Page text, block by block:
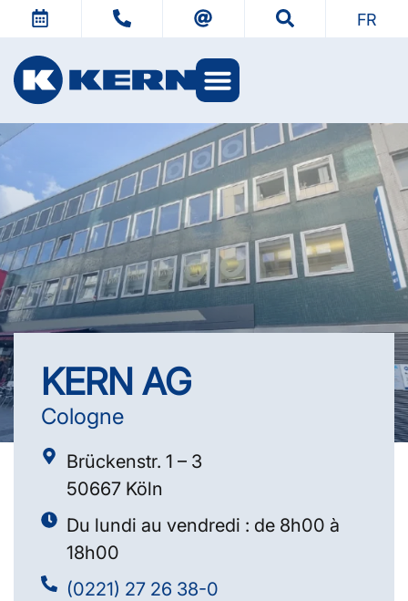
FR
KERN AG
Cologne
Brückenstr. 1 – 3
50667 Köln
Du lundi au vendredi : de 8h00 à
18h00
(0221) 27 26 38-0